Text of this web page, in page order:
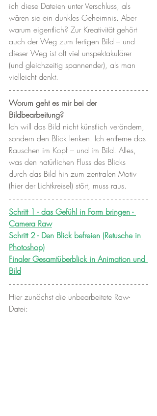
ich diese Dateien unter Verschluss, als
wären sie ein dunkles Geheimnis. Aber
warum eigentlich? Zur Kreativität gehört
auch der Weg zum fertigen Bild – und
dieser Weg ist oft viel unspektakulärer
(und gleichzeitig spannender), als man
vielleicht denkt.
Worum geht es mir bei der
Bildbearbeitung?
Ich will das Bild nicht künstlich verändern,
sondern den Blick lenken. Ich entferne das
Rauschen im Kopf – und im Bild. Alles,
was den natürlichen Fluss des Blicks
durch das Bild hin zum zentralen Motiv
(hier der Lichtkreisel) stört, muss raus.
Schritt 1 - das Gefühl in Form bringen -
Camera Raw
Schritt 2 - Den Blick befreien (Retusche in
Photoshop)
Finaler Gesamtüberblick in Animation und
Bild
Hier zunächst die unbearbeitete Raw-
Datei: